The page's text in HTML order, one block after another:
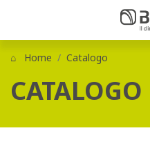
Home Catalogo
CATALOGO